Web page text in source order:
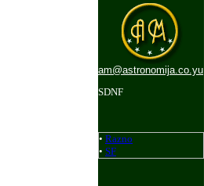
am@astronomija.co.yu
SDNF
• Razno
• SF